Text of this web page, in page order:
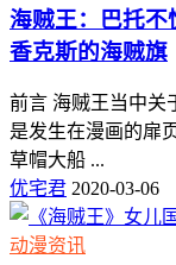
海贼王：巴托不
香克斯的海贼旗
前言 海贼王当中关
是发生在漫画的扉
草帽大船 ...
优宅君 2020-03-06
动漫资讯